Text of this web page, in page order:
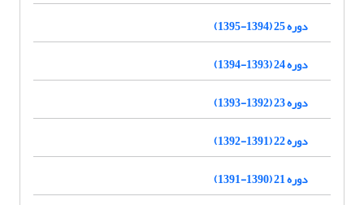
دوره 25 (1394-1395)
دوره 24 (1393-1394)
دوره 23 (1392-1393)
دوره 22 (1391-1392)
دوره 21 (1390-1391)